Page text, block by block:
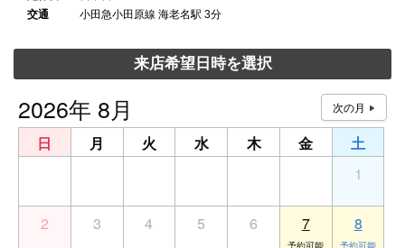
交通
小田急小田原線 海老名駅 3分
来店希望日時を選択
2026年 8月
日 月 火 水 木 金
土
1
2 3 4 5 6 7 8